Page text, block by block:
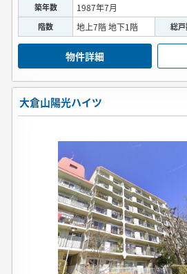
築年数 1987年7月
階数 地上7階 地下1階 総
物件詳細
大倉山陽光ハイツ